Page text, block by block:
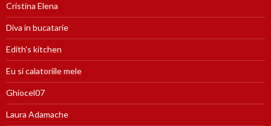
Cristina Elena
Diva in bucatarie
Edith's kitchen
Eu si calatoriile mele
Ghiocel07
Laura Adamache